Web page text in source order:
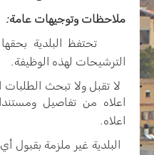
ملاحظات وتوجيهات عامة:
·
تحتفظ البلدية
الترشيحات لهذه الوظيفة.
·
لا تقبل ولا تبحث
اعلاه من تفاصيل
اعلاه.
·
البلدية غير ملزمة